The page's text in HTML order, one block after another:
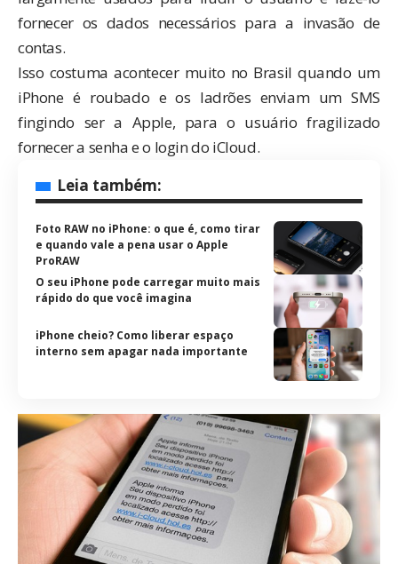
fornecer os dados necessários para a invasão de
contas.
Isso costuma acontecer muito no Brasil quando um
iPhone é roubado e os ladrões enviam um SMS
fingindo ser a Apple, para o usuário fragilizado
fornecer a senha e o login do iCloud.
Leia também:
Foto RAW no iPhone: o que é, como tirar
e quando vale a pena usar o Apple
ProRAW
O seu iPhone pode carregar muito mais
rápido do que você imagina
iPhone cheio? Como liberar espaço
interno sem apagar nada importante